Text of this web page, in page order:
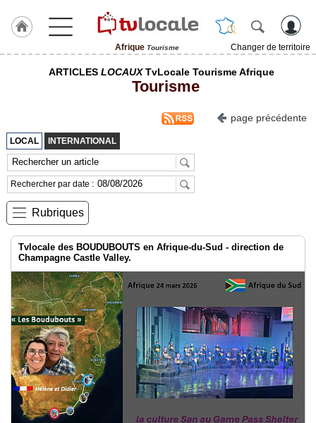
Afrique Tourisme
Changer de territoire
TvLocale
France
RUBRIQUES
Agenda
Gazette
Vidéos
Médias
du
groupe
Blogs
Prémium
ARTICLES LOCAUXTvLocale Tourisme Afrique
Tourisme
page précédente
LOCAL INTERNATIONAL
Rechercher par date :
Rubriques
Tvlocale des BOUDUBOUTS en Afrique-du-Sud - direction de
Champagne Castle Valley.